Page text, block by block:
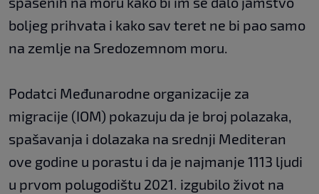
boljeg prihvata i kako sav teret ne bi pao samo
na zemlje na Sredozemnom moru.
Podatci Međunarodne organizacije za
migracije (IOM) pokazuju da je broj polazaka,
spašavanja i dolazaka na srednji Mediteran
ove godine u porastu i da je najmanje 1113 ljudi
u prvom polugodištu 2021. izgubilo život na